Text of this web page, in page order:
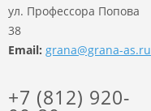
ул. Профессора Попова
38
Email: grana@grana-as.ru
+7 (812) 920-